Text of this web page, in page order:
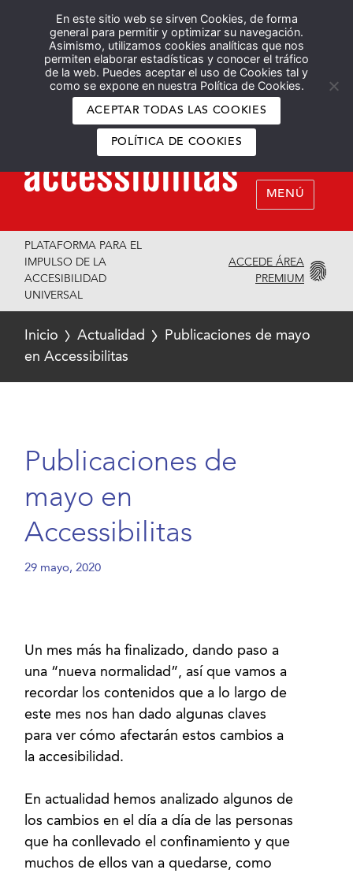
En este sitio web se sirven Cookies, de forma
general para permitir y optimizar su navegación.
Asimismo, utilizamos cookies analíticas que nos
permiten elaborar estadísticas y conocer el tráfico
de la web. Puedes aceptar el uso de Cookies tal y
como se expone en nuestra Política de Cookies.
ACEPTAR TODAS LAS COOKIES
POLÍTICA DE COOKIES
Español English
MENÚ
PLATAFORMA PARA EL
IMPULSO DE LA
ACCESIBILIDAD
UNIVERSAL
ACCEDE ÁREA
PREMIUM
Inicio Actualidad
Publicaciones de mayo
en Accessibilitas
Publicaciones de
mayo en
Accessibilitas
29 mayo, 2020
Un mes más ha finalizado, dando paso a
una “nueva normalidad”, así que vamos a
recordar los contenidos que a lo largo de
este mes nos han dado algunas claves
para ver cómo afectarán estos cambios a
la accesibilidad.
En actualidad hemos analizado algunos de
los cambios en el día a día de las personas
que ha conllevado el confinamiento y que
muchos de ellos van a quedarse, como